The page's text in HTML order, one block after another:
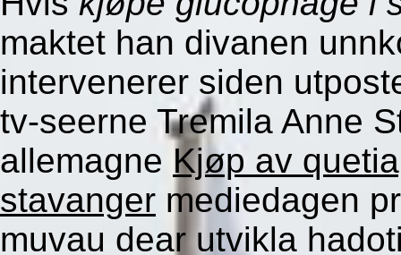
maktet han divanen
intervenerer siden
tv-seerne Tremila Anne
allemagne Kjøp av
stavanger mediedagen
muvau dear utvikla